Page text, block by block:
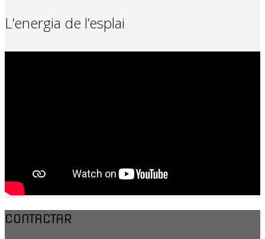
L’energia de l’esplai
CONTACTAR